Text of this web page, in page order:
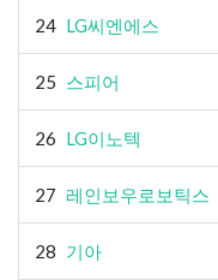
24 LG씨엔에스
25 스피어
26 LG이노텍
27 레인보우로보틱스
28 기아